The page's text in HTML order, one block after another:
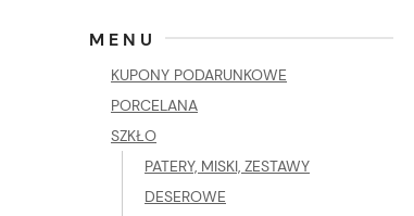
MENU
KUPONY PODARUNKOWE
PORCELANA
SZKŁO
PATERY, MISKI, ZESTAWY
DESEROWE